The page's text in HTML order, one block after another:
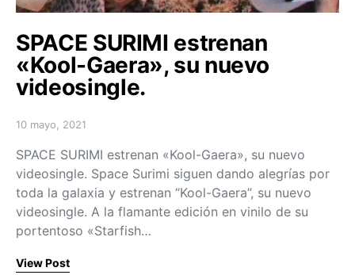
SPACE SURIMI estrenan
«Kool-Gaera», su nuevo
videosingle.
Posted on
10 mayo, 2021
SPACE SURIMI estrenan «Kool-Gaera», su nuevo
videosingle. Space Surimi siguen dando alegrías por
toda la galaxia y estrenan “Kool-Gaera”, su nuevo
videosingle. A la flamante edición en vinilo de su
portentoso «Starfish…
View Post